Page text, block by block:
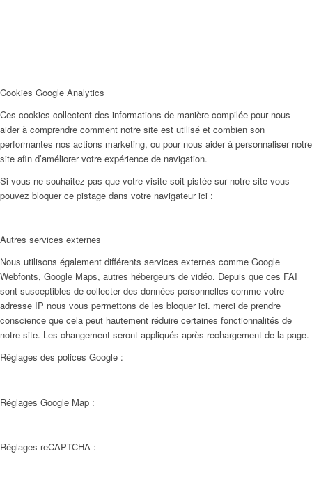
Cookies Google Analytics
Ces cookies collectent des informations de manière compilée pour nous
aider à comprendre comment notre site est utilisé et combien son
performantes nos actions marketing, ou pour nous aider à personnaliser notre
site afin d’améliorer votre expérience de navigation.
Si vous ne souhaitez pas que votre visite soit pistée sur notre site vous
pouvez bloquer ce pistage dans votre navigateur ici :
Autres services externes
Nous utilisons également différents services externes comme Google
Webfonts, Google Maps, autres hébergeurs de vidéo. Depuis que ces FAI
sont susceptibles de collecter des données personnelles comme votre
adresse IP nous vous permettons de les bloquer ici. merci de prendre
conscience que cela peut hautement réduire certaines fonctionnalités de
notre site. Les changement seront appliqués après rechargement de la page.
Réglages des polices Google :
Réglages Google Map :
Réglages reCAPTCHA :